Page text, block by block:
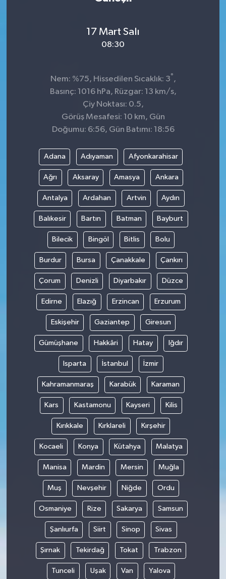
17 Mart Salı
08:30
Nem: %75, Hissedilen Sıcaklık: 3° ,
Basınç: 1016 hPa, Rüzgar: 13 km/s,
Çiy Noktası: 0.5,
Görüş Mesafesi: 10 km, Gün
Doğumu: 6:56, Gün Batımı: 18:56
Adana Adıyaman Afyonkarahisar
Ağrı Aksaray Amasya Ankara
Antalya Ardahan Artvin Aydın
Balıkesir Bartın Batman Bayburt
Bilecik Bingöl Bitlis Bolu
Burdur Bursa Çanakkale Çankırı
Çorum Denizli Diyarbakır Düzce
Edirne Elazığ Erzincan Erzurum
Eskişehir Gaziantep Giresun
Gümüşhane Hakkâri Hatay Iğdır
Isparta İstanbul İzmir
Kahramanmaraş Karabük Karaman
Kars Kastamonu Kayseri Kilis
Kırıkkale Kırklareli Kırşehir
Kocaeli Konya Kütahya Malatya
Manisa Mardin Mersin Muğla
Muş Nevşehir Niğde Ordu
Osmaniye Rize Sakarya Samsun
Şanlıurfa Siirt Sinop Sivas
Şırnak Tekirdağ Tokat Trabzon
Tunceli Uşak Van Yalova